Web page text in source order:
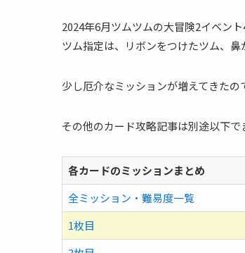
2024年6月ツムツムの大冒険2イベン
ツム指定は、リボンをつけたツム、
少し厄介なミッションが増えてきたの
その他のカード攻略記事は別途以下で
各カードのミッションまとめ
全ミッション・難易度一覧
1枚目